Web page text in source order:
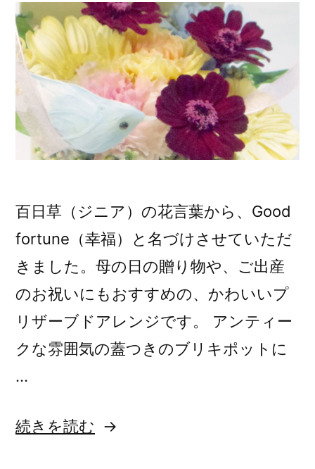
の
バ
ス
ケ
ッ
レ
ン
ジ”
の
百日草（ジニア）の花言葉から、Good
fortune（幸福）と名づけさせていただ
きました。母の日の贈り物や、ご出産
のお祝いにもおすすめの、かわいいプ
リザーブドアレンジです。 アンティー
クな雰囲気の蓋つきのブリキポットに
…
“プ
続きを読む